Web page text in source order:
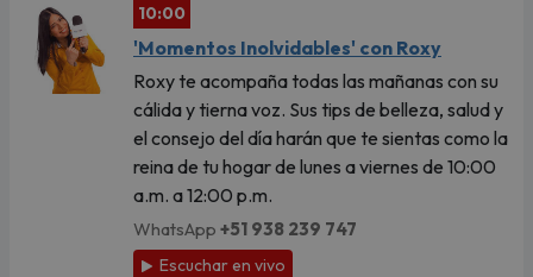
10:00
'Momentos Inolvidables' con Roxy
Roxy te acompaña todas las mañanas con su
cálida y tierna voz. Sus tips de belleza, salud y
el consejo del día harán que te sientas como la
reina de tu hogar de lunes a viernes de 10:00
a.m. a 12:00 p.m.
WhatsApp +51 938 239 747
Escuchar en vivo